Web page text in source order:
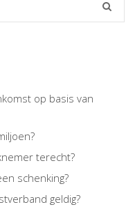
op basis van
terecht?
schenking?
geldig?